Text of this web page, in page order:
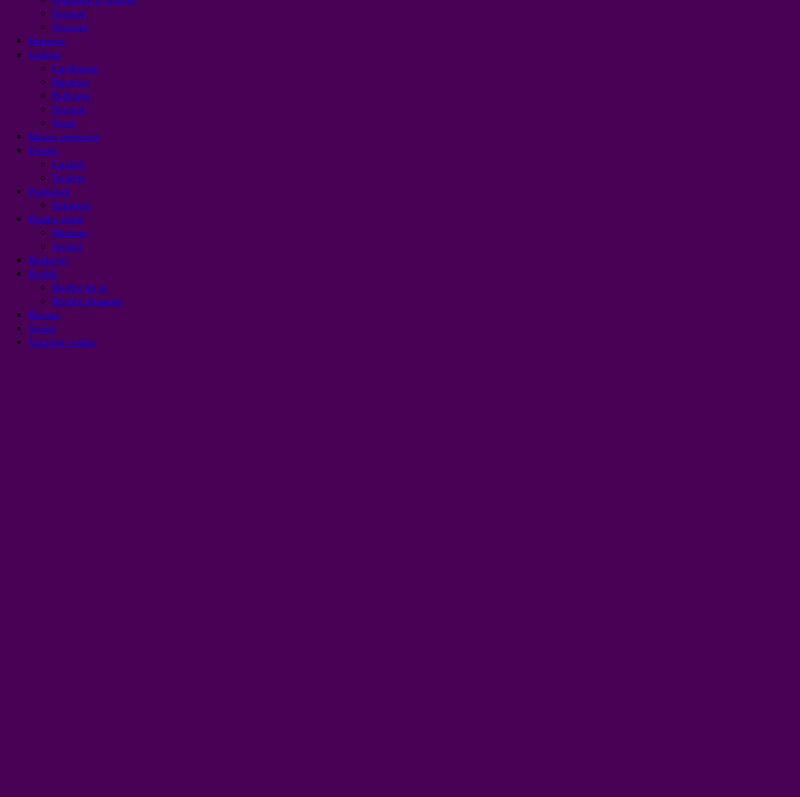
Sacouri
Tricouri
Hanorac
Jachete
Cardigane
Hanorac
Paltoane
Sacouri
Veste
Masca protectie
Palarii
Caciuli
Voalete
Pantaloni
Salopete
Pentru copii
Hainute
Jucarii
Reduceri
Rochii
Rochii de zi
Rochii elegante
Rucsac
Tenisi
Voucher cadou